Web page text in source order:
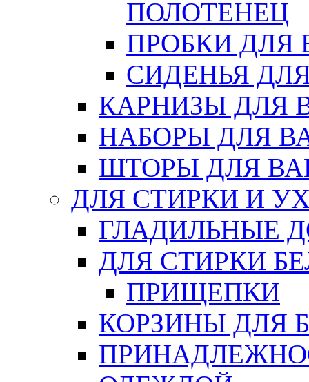
ПОЛОТЕНЕЦ
ПРОБКИ ДЛЯ
СИДЕНЬЯ
КАРНИЗЫ ДЛЯ
НАБОРЫ ДЛЯ
ШТОРЫ ДЛЯ
ДЛЯ СТИРКИ И
ГЛАДИЛЬНЫЕ
ДЛЯ СТИРКИ
ПРИЩЕПКИ
КОРЗИНЫ ДЛЯ